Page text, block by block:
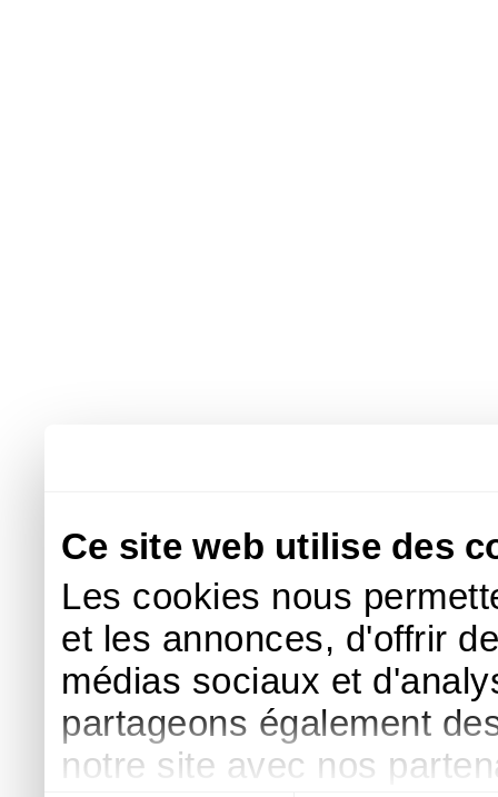
Ce site web utilise des
Les cookies nous
et les annonces, d'offrir
médias sociaux et
partageons également
notre site avec nos